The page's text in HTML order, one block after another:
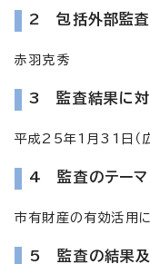
2 包括外部監査
赤羽克秀
3 監査結果に対
平成25年1月31日（
4 監査のテーマ
市有財産の有効活用
5 監査の結果及